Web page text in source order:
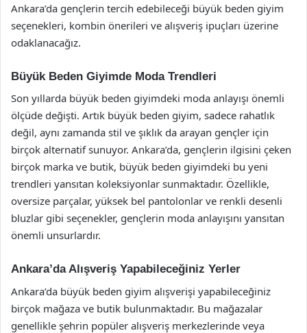
Ankara’da gençlerin tercih edebileceği büyük beden giyim
seçenekleri, kombin önerileri ve alışveriş ipuçları üzerine
odaklanacağız.
Büyük Beden Giyimde Moda Trendleri
Son yıllarda büyük beden giyimdeki moda anlayışı önemli
ölçüde değişti. Artık büyük beden giyim, sadece rahatlık
değil, aynı zamanda stil ve şıklık da arayan gençler için
birçok alternatif sunuyor. Ankara’da, gençlerin ilgisini çeken
birçok marka ve butik, büyük beden giyimdeki bu yeni
trendleri yansıtan koleksiyonlar sunmaktadır. Özellikle,
oversize parçalar, yüksek bel pantolonlar ve renkli desenli
bluzlar gibi seçenekler, gençlerin moda anlayışını yansıtan
önemli unsurlardır.
Ankara’da Alışveriş Yapabileceğiniz Yerler
Ankara’da büyük beden giyim alışverişi yapabileceğiniz
birçok mağaza ve butik bulunmaktadır. Bu mağazalar
genellikle şehrin popüler alışveriş merkezlerinde veya